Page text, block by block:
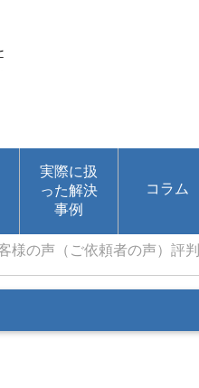
実際に扱
った解決
事例
コラム
様の声（ご依頼者の声）評